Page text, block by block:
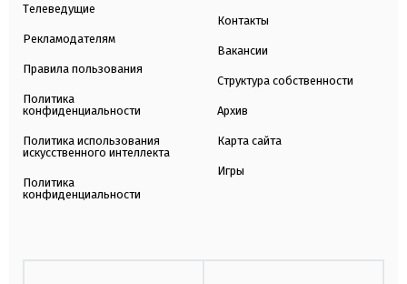
Телеведущие
Рекламодателям
Правила пользования
Политика
конфиденциальности
Политика использования
искусственного интеллекта
Политика
конфиденциальности
Контакты
Вакансии
Структура собственности
Архив
Карта сайта
Игры